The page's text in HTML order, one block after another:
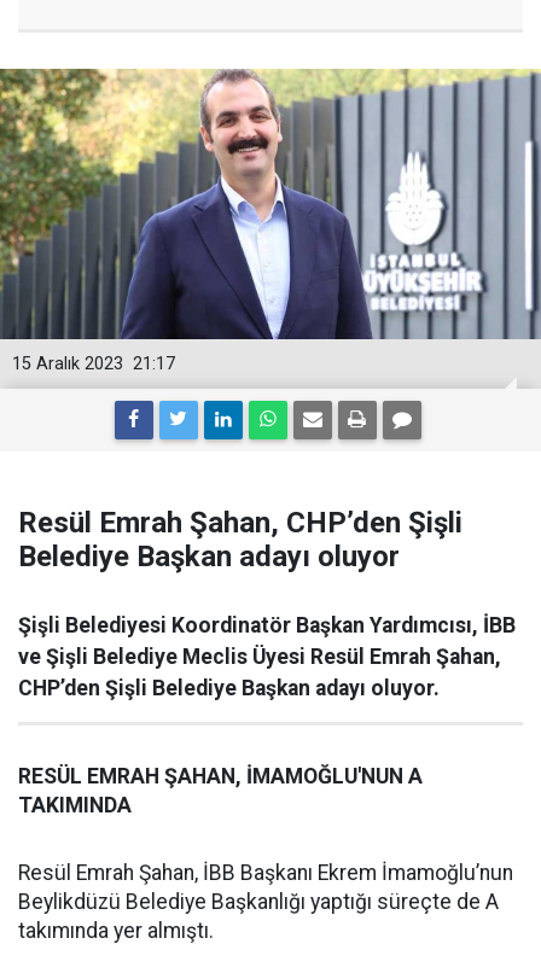
21:17
15 Aralık 2023
Resül Emrah Şahan, CHP’den Şişli
Belediye Başkan adayı oluyor
Şişli Belediyesi Koordinatör Başkan Yardımcısı, İBB
ve Şişli Belediye Meclis Üyesi Resül Emrah Şahan,
CHP’den Şişli Belediye Başkan adayı oluyor.
RESÜL EMRAH ŞAHAN, İMAMOĞLU'NUN A
TAKIMINDA
Resül Emrah Şahan, İBB Başkanı Ekrem İmamoğlu’nun
Beylikdüzü Belediye Başkanlığı yaptığı süreçte de A
takımında yer almıştı.